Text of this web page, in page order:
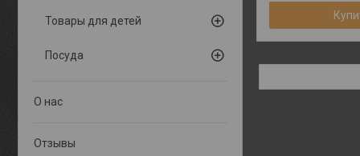
Товары для детей
Посуда
О нас
Отзывы